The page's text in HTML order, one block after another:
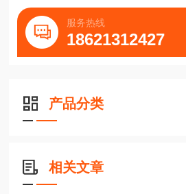
服务热线
18621312427
产品分类
相关文章